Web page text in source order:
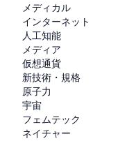
メディカル
インターネット
人工知能
メディア
仮想通貨
新技術・規格
原子力
宇宙
フェムテック
ネイチャー